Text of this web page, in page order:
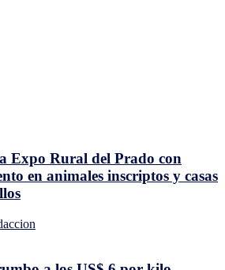
Expo Rural del Prado con
en animales inscriptos y casas